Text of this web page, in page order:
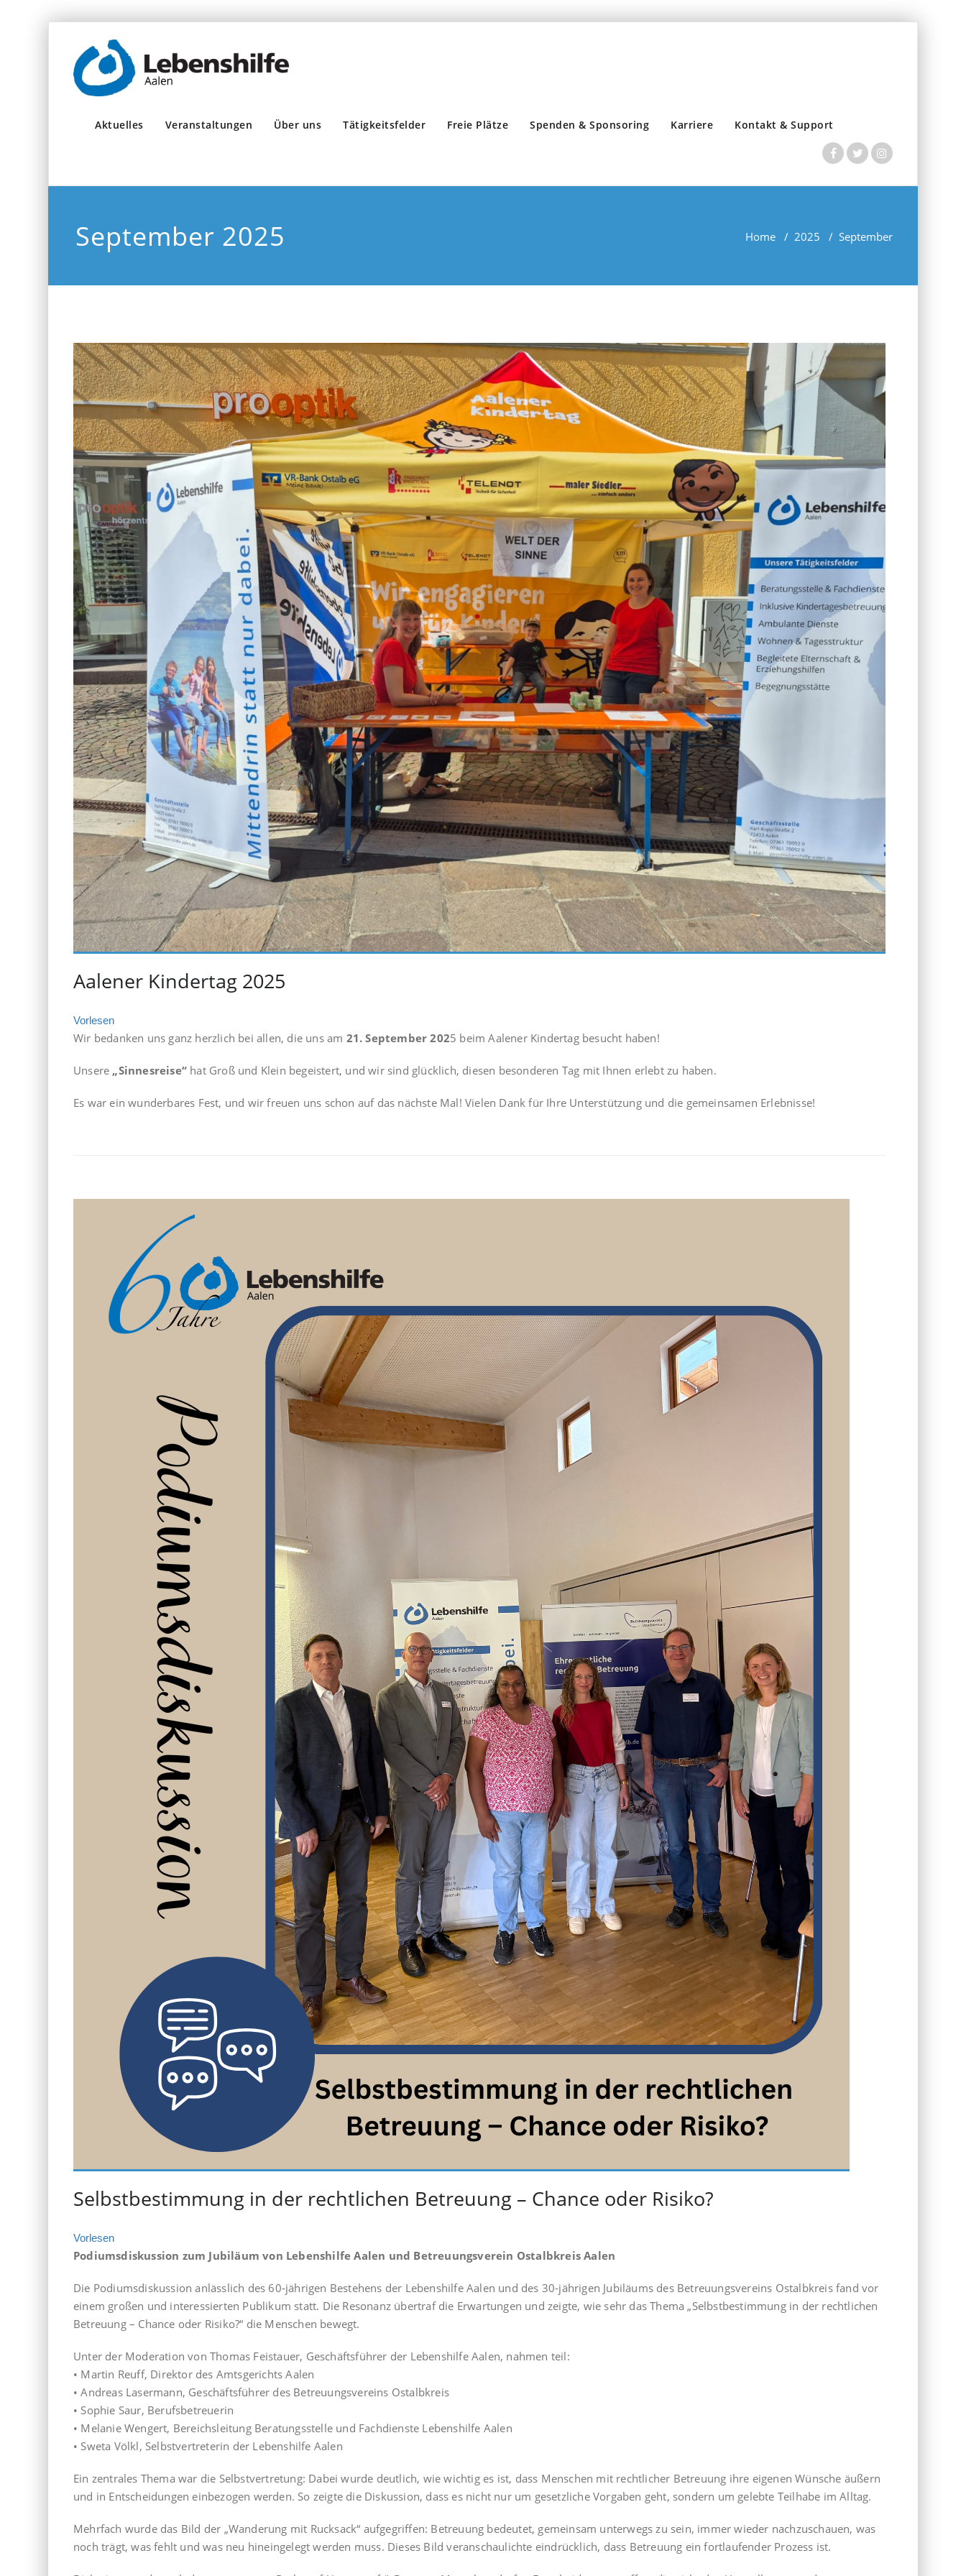
Aktuelles Veranstaltungen Über uns Tätigkeitsfelder Freie Plätze Spenden & Sponsoring Karriere Kontakt & Support
September 2025 Home / 2025 / September
Aalener Kindertag 2025
Vorlesen
Wir bedanken uns ganz herzlich bei allen, die uns am 21. September 2025 beim Aalener Kindertag besucht haben!
Unsere „Sinnesreise“ hat Groß und Klein begeistert, und wir sind glücklich, diesen besonderen Tag mit Ihnen erlebt zu haben.
Es war ein wunderbares Fest, und wir freuen uns schon auf das nächste Mal! Vielen Dank für Ihre Unterstützung und die gemeinsamen Erlebnisse!
Selbstbestimmung in der rechtlichen Betreuung – Chance oder Risiko?
Vorlesen
Podiumsdiskussion zum Jubiläum von Lebenshilfe Aalen und Betreuungsverein Ostalbkreis Aalen
Die Podiumsdiskussion anlässlich des 60-jährigen Bestehens der Lebenshilfe Aalen und des 30-jährigen Jubiläums des Betreuungsvereins Ostalbkreis fand vor
einem großen und interessierten Publikum statt. Die Resonanz übertraf die Erwartungen und zeigte, wie sehr das Thema „Selbstbestimmung in der rechtlichen
Betreuung – Chance oder Risiko?“ die Menschen bewegt.
Unter der Moderation von Thomas Feistauer, Geschäftsführer der Lebenshilfe Aalen, nahmen teil:
• Martin Reuff, Direktor des Amtsgerichts Aalen
• Andreas Lasermann, Geschäftsführer des Betreuungsvereins Ostalbkreis
• Sophie Saur, Berufsbetreuerin
• Melanie Wengert, Bereichsleitung Beratungsstelle und Fachdienste Lebenshilfe Aalen
• Sweta Völkl, Selbstvertreterin der Lebenshilfe Aalen
Ein zentrales Thema war die Selbstvertretung: Dabei wurde deutlich, wie wichtig es ist, dass Menschen mit rechtlicher Betreuung ihre eigenen Wünsche äußern
und in Entscheidungen einbezogen werden. So zeigte die Diskussion, dass es nicht nur um gesetzliche Vorgaben geht, sondern um gelebte Teilhabe im Alltag.
Mehrfach wurde das Bild der „Wanderung mit Rucksack“ aufgegriffen: Betreuung bedeutet, gemeinsam unterwegs zu sein, immer wieder nachzuschauen, was
noch trägt, was fehlt und was neu hineingelegt werden muss. Dieses Bild veranschaulichte eindrücklich, dass Betreuung ein fortlaufender Prozess ist.